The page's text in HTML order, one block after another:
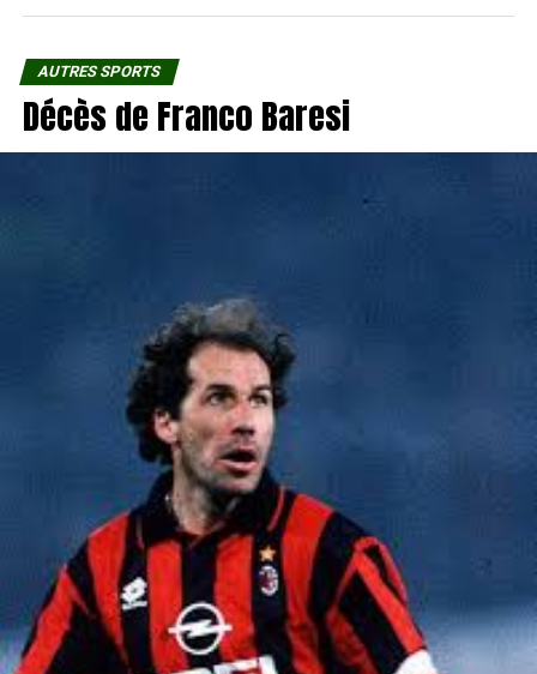
AUTRES SPORTS
Décès de Franco Baresi